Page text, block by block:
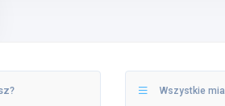
Wszystkie